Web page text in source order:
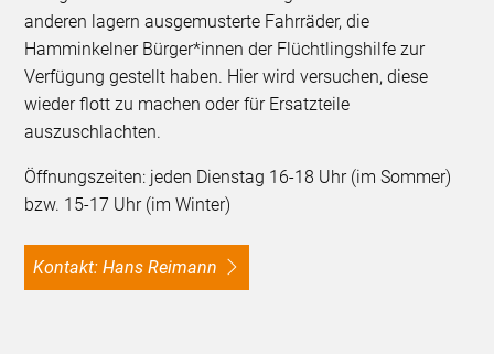
anderen lagern ausgemusterte Fahrräder, die
Hamminkelner Bürger*innen der Flüchtlingshilfe zur
Verfügung gestellt haben. Hier wird versuchen, diese
wieder flott zu machen oder für Ersatzteile
auszuschlachten.
Öffnungszeiten: jeden Dienstag 16-18 Uhr (im Sommer)
bzw. 15-17 Uhr (im Winter)
Kontakt: Hans Reimann